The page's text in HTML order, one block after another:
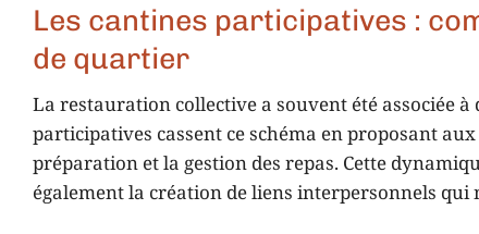
Les cantines participatives :
de quartier
La restauration collective a souvent été associée
participatives cassent ce schéma en proposant
préparation et la gestion des repas. Cette
également la création de liens interpersonnels qui